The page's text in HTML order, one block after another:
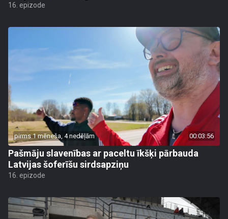
16. epizode
pirms 1 mēneša, 4 nedēļām 00:03:56
Pašmāju slavenības ar paceltu īkšķi pārbauda
Latvijas šoferīšu sirdsapziņu
16. epizode